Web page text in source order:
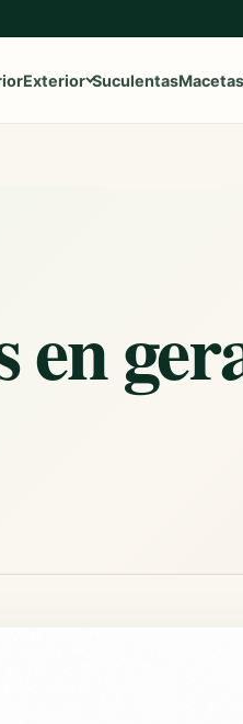
Exterior
Gitanillas
SuculentasMacetas
en